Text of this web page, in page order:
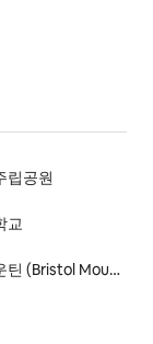
립공원
교
브리스톨 마운틴 (Bristol Mountain)